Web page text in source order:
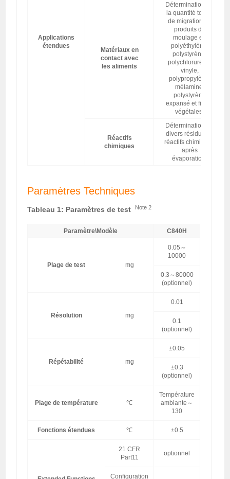
Applications
étendues
Matériaux en
contact avec
les aliments
Détermination de
la quantité totale
de migration de
produits de
moulage en
polyéthylène,
polystyrène,
polychlorure de
vinyle,
polypropylène,
mélamine,
polystyrène
expansé et fibres
végétales.
Réactifs
chimiques
Détermination de
divers résidus de
réactifs chimiques
après
évaporation.
Paramètres Techniques
Tableau 1: Paramètres de test Note 2
Paramètre\Modèle C840H
Plage de test mg
0.05～
10000
0.3～80000
(optionnel)
Résolution mg
0.01
0.1
(optionnel)
Répétabilité mg
±0.05
±0.3
(optionnel)
Plage de température ℃
Température
ambiante～
130
Fonctions étendues ℃ ±0.5
21 CFR
Part11
optionnel
Configuration